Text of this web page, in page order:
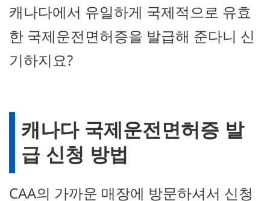
캐나다에서 유일하게 국제적으로 유효
한 국제운전면허증을 발급해 준다니 신
기하지요?
캐나다 국제운전면허증 발
급 신청 방법
CAA의 가까운 매장에 방문하셔서 신청